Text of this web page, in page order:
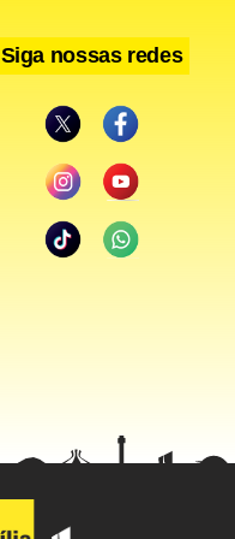
Siga nossas redes